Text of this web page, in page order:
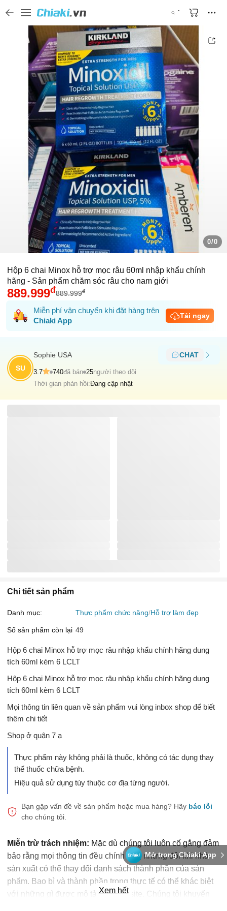
0/0
Mở trong Chiaki App
Hộp 6 chai Minox hỗ trợ mọc râu 60ml nhập khẩu chính
hãng - Sản phẩm chăm sóc râu cho nam giới
889.999đ889.999đ
Miễn phí vận chuyển khi đặt hàng trên
Chiaki App
Tải ngay
SU
Sophie USA CHAT
3.7 740đã bán 25người theo dõi
Thời gian phản hồi:Đang cập nhật
Chi tiết sản phẩm
Danh mục: Thực phẩm chức năng Hỗ trợ làm đẹp
Số sản phẩm còn lại 49
Hộp 6 chai Minox hỗ trợ mọc râu nhập khẩu chính hãng dung
tích 60ml kèm 6 LCLT
Hộp 6 chai Minox hỗ trợ mọc râu nhập khẩu chính hãng dung
tích 60ml kèm 6 LCLT
Mọi thông tin liên quan về sản phẩm vui lòng inbox shop để biết
thêm chi tiết
Shop ở quận 7 ạ
Thực phẩm này không phải là thuốc, không có tác dụng thay
thế thuốc chữa bệnh.
Hiệu quả sử dụng tùy thuộc cơ địa từng người.
Bạn gặp vấn đề về sản phẩm hoặc mua hàng? Hãy báo lỗi
cho chúng tôi.
Miễn trừ trách nhiệm: Mặc dù chúng tôi luôn cố gắng đảm
bảo rằng mọi thông tin đều chính xác, nhưng đôi khi nhà
sản xuất có thể thay đổi danh sách thành phần của sản
phẩm. Bao bì và thành phần trong thực tế có thể khác biệt
với những gì được mô tả trên website. Chúng tôi khuyến
Xem hết